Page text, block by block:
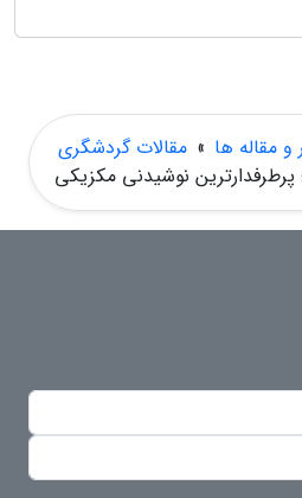
و مقاله ها » مقالات گردشگری
پرطرفدارترین نوشیدنی مکزیکی